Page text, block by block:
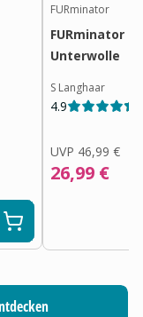
FURminator
FURminator
Unterwolle
S Langhaar
4.9
UVP 46,99 €
26,99 €